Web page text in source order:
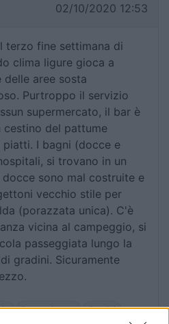
02/10/2020 12:53
terzo fine settimana di
clima ligure gioca a
aree sosta
Purtroppo il servizio
supermercato, il bar è
cestino del pattume
I bagni (docce e
si trovano in un
sono mal costruite e
vecchio stile per
(porazzata unica). C'è
vicina al campeggio, si
passeggiata lungo la
gradini. Sicuramente
Punto ristoro Servizi